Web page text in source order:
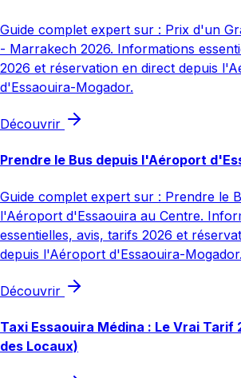
Guide complet expert sur : Prix d'un
- Marrakech 2026. Informations
2026 et réservation en direct depuis
d'Essaouira-Mogador.
Découvrir
Prendre le Bus depuis l'Aéroport
Guide complet expert sur : Prendre le
l'Aéroport d'Essaouira au Centre.
essentielles, avis, tarifs 2026 et
depuis l'Aéroport d'Essaouira-Mogador.
Découvrir
Taxi Essaouira Médina : Le Vrai Tarif
des Locaux)